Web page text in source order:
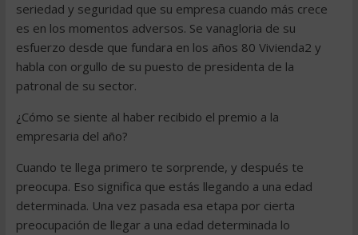
seriedad y seguridad que su empresa cuando más crece
es en los momentos adversos. Se vanagloria de su
esfuerzo desde que fundara en los años 80 Vivienda2 y
habla con orgullo de su puesto de presidenta de la
patronal de su sector.
¿Cómo se siente al haber recibido el premio a la
empresaria del año?
Cuando te llega primero te sorprende, y después te
preocupa. Eso significa que estás llegando a una edad
determinada. Una vez pasada esa etapa por cierta
preocupación de llegar a una edad determinada lo